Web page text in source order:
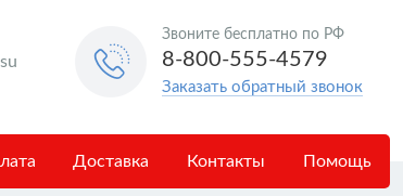
Звоните бесплатно по РФ
8-800-555-4579
Заказать обратный звонок
Доставка Контакты Помощь